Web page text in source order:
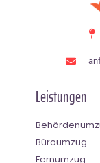
Leistungen
Büroumzug
Fernumzug